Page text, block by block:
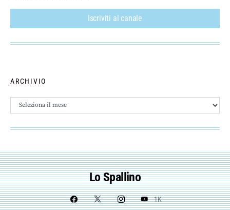
Iscriviti al canale
ARCHIVIO
Archivio
Lo Spallino
1K